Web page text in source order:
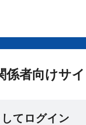
者向けサ
てログイン